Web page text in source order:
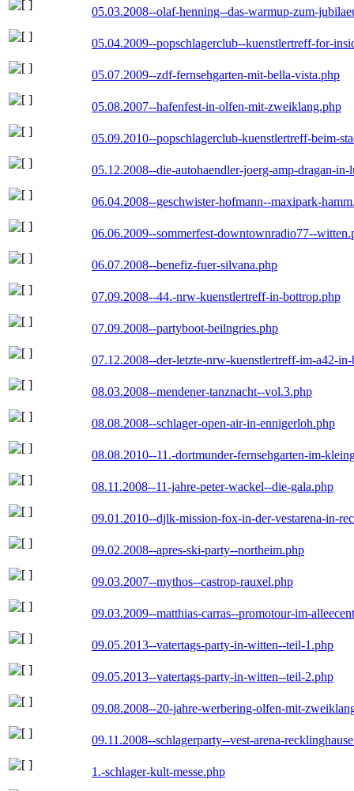
05.03.2008--olaf-henning--das-warmup-zum-
05.04.2009--popschlagerclub--kuenstlertreff-for-
05.07.2009--zdf-fernsehgarten-mit-bella-vista.php
05.08.2007--hafenfest-in-olfen-mit-zweiklang.php
05.09.2010--popschlagerclub-kuenstlertreff-beim-
05.12.2008--die-autohaendler-joerg-amp-dragan-in-
06.04.2008--geschwister-hofmann--maxipark-
06.06.2009--sommerfest-downtownradio77--
06.07.2008--benefiz-fuer-silvana.php
07.09.2008--44.-nrw-kuenstlertreff-in-bottrop.php
07.09.2008--partyboot-beilngries.php
07.12.2008--der-letzte-nrw-kuenstlertreff-im-a42-
08.03.2008--mendener-tanznacht--vol.3.php
08.08.2008--schlager-open-air-in-ennigerloh.php
08.08.2010--11.-dortmunder-fernsehgarten-im-
08.11.2008--11-jahre-peter-wackel--die-gala.php
09.01.2010--djlk-mission-fox-in-der-vestarena-in-
09.02.2008--apres-ski-party--northeim.php
09.03.2007--mythos--castrop-rauxel.php
09.03.2009--matthias-carras--promotour-im-
09.05.2013--vatertags-party-in-witten--teil-1.php
09.05.2013--vatertags-party-in-witten--teil-2.php
09.08.2008--20-jahre-werbering-olfen-mit-
09.11.2008--schlagerparty--vest-arena-
1.-schlager-kult-messe.php